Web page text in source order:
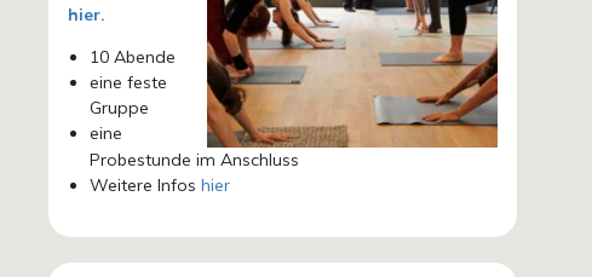
hier.
10 Abende
eine feste
Gruppe
eine
Probestunde im Anschluss
Weitere Infos hier